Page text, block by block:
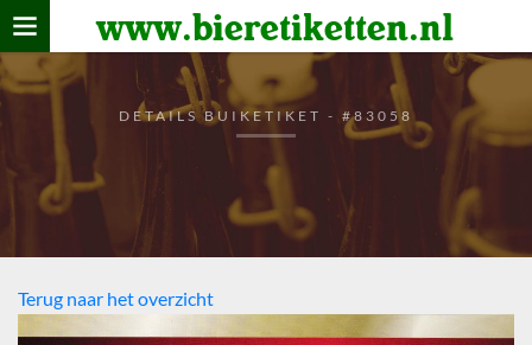
www.bieretiketten.nl
Home
verzamelen
De bierkaart
Bezoekers
DETAILS BUIKETIKET - #83058
Terug naar het overzicht